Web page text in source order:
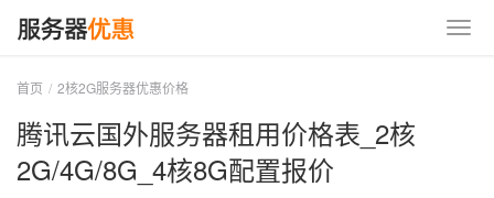
首页 2核2G服务器优惠价格
腾讯云国外服务器租用价格表_2核
2G/4G/8G_4核8G配置报价